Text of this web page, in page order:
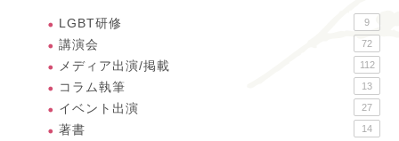
LGBT研修 9
講演会 72
メディア出演/掲載 112
コラム執筆 13
イベント出演 27
著書 14